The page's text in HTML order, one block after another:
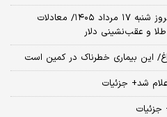
پیش‌بینی قیمت طلا، دلار و سکه امروز شنبه ۱۷ مرداد ۱۴۰۵/ معادلات
و عقب‌نشینی دلار
این بیماری خطرناک در کمین است
شد+ جزئیات
جزئیات